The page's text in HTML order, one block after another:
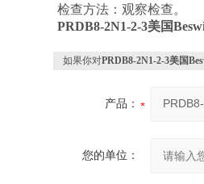
检查方法：观察检查。
PRDB8-2N1-2-3美国
如果你对PRDB8-2N1-2-3美国
产品：
您的单位：